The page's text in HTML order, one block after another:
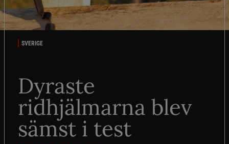
SVERIGE
Dyraste
ridhjälmarna blev
sämst i test